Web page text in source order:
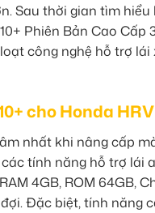
Sau thời gian tìm
Phiên Bản Cao
công nghệ hỗ trợ
cho Honda
nhất khi nâng cấp
tính năng hỗ trợ lái
4GB, ROM 64GB,
Đặc biệt, tính